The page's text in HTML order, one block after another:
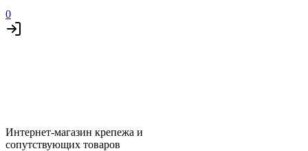
0
Интернет-магазин крепежа и
сопутствующих товаров